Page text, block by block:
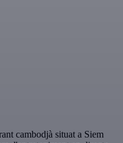
cambodjà situat a Siem